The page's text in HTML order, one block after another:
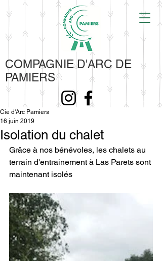
COMPAGNIE D'ARC DE
PAMIERS
Isolation du chalet
Cie d'Arc Pamiers
16 juin 2019
Grâce à nos bénévoles, les chalets au
terrain d'entrainement à Las Parets sont
maintenant isolés